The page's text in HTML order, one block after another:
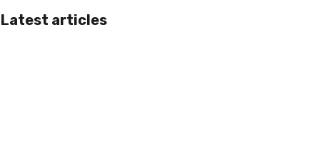
Latest articles